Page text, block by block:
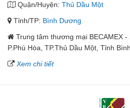
Quận/Huyện: Thủ Dầu Một
Tỉnh/TP: Bình Dương
Trung tâm thương mại BECAMEX
P.Phú Hòa, TP.Thủ Dầu Một, Tỉnh
Xem chi tiết